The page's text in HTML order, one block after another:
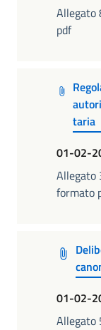
Allegato
pdf
taria
01-02-
Allegato
formato
01-02-
Allegato